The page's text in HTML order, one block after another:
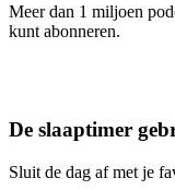
Meer dan 1 miljoen
kunt abonneren.
De slaaptimer
Sluit de dag af met je